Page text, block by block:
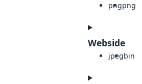
pngpng
Webside
jpegbin